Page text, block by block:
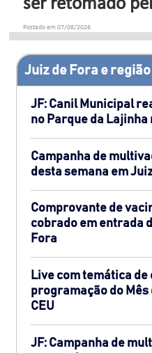
ser retomado
Postado em 07/08/2026
Juiz de Fora e região
JF: Canil Municipal
no Parque da Lajinha
Campanha de
desta semana em
Comprovante de
cobrado em entrada
Fora
Live com temática
programação do Mês
CEU
JF: Campanha de